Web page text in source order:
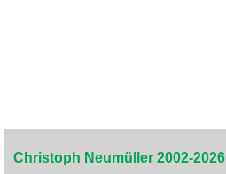
Christoph Neumüller 2002-2026